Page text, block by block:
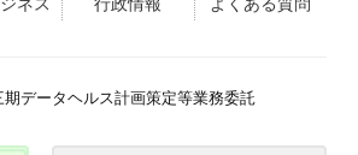
データヘルス計画策定等業務委託